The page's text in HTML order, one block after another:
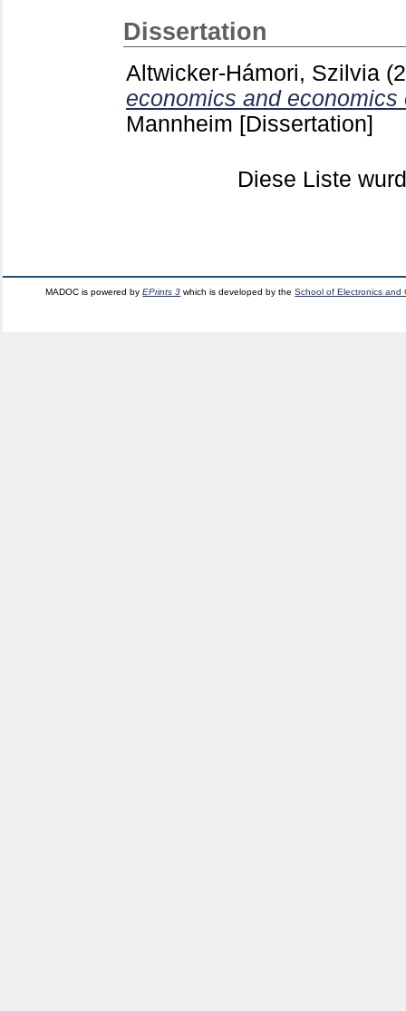
Dissertation
Altwicker-Hámori, Szilvia
economics and economics
Mannheim [Dissertation]
Diese Liste
MADOC is powered byEPrints 3 which is developed by theSchool of Electronics and